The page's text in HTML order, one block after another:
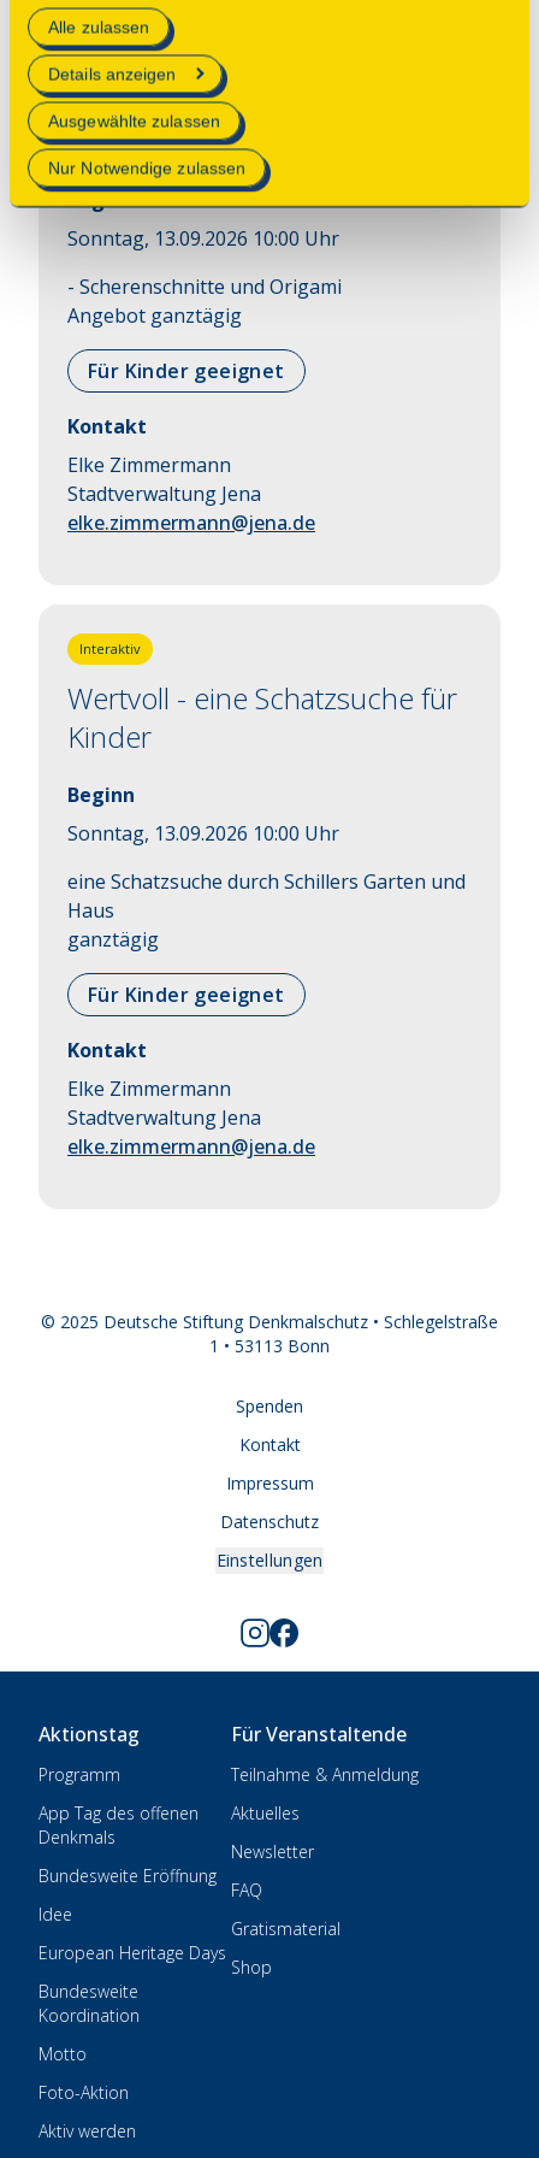
technisch notwendig und für den Betrieb der Webseite
erforderlich sind.
Mehr Informationen finden Sie in unserer
Datenschutzerklärung.
Alle zulassen
Details anzeigen
Ausgewählte zulassen
Nur Notwendige zulassen
Interaktiv
Ewig jung ist nur die Phantasie
Beginn
Sonntag, 13.09.2026 10:00 Uhr
- Scherenschnitte und Origami
Angebot ganztägig
Für Kinder geeignet
Kontakt
Elke Zimmermann
Stadtverwaltung Jena
elke.zimmermann@jena.de
Interaktiv
Wertvoll - eine Schatzsuche für
Kinder
Beginn
Sonntag, 13.09.2026 10:00 Uhr
eine Schatzsuche durch Schillers Garten und
Haus
ganztägig
Für Kinder geeignet
Kontakt
Elke Zimmermann
Stadtverwaltung Jena
elke.zimmermann@jena.de
© 2025 Deutsche Stiftung Denkmalschutz • Schlegelstraße
1 • 53113 Bonn
Spenden
Kontakt
Impressum
Datenschutz
Einstellungen
Aktionstag
Programm
App Tag des offenen
Denkmals
Bundesweite Eröffnung
Idee
European Heritage Days
Bundesweite
Koordination
Motto
Foto-Aktion
Aktiv werden
Für Veranstaltende
Teilnahme & Anmeldung
Aktuelles
Newsletter
FAQ
Gratismaterial
Shop